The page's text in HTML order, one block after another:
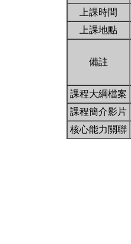
上課時間
上課地點
備註
課程大綱檔案
課程簡介影片
核心能力關聯